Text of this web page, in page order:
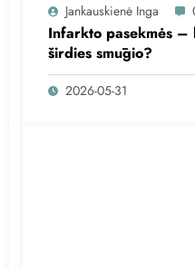
Jankauskienė Inga
Infarkto pasekmės –
širdies smūgio?
2026-05-31